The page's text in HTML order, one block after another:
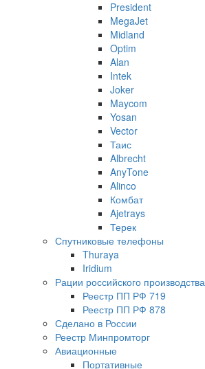
President
MegaJet
Midland
Optim
Alan
Intek
Joker
Maycom
Yosan
Vector
Таис
Albrecht
AnyTone
Alinco
Комбат
Ajetrays
Терек
Спутниковые телефоны
Thuraya
Iridium
Рации российского производства
Реестр ПП РФ 719
Реестр ПП РФ 878
Сделано в России
Реестр Минпромторг
Авиационные
Портативные